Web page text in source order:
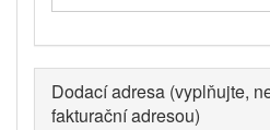
Dodací adresa (vyplňujte,
fakturační adresou)